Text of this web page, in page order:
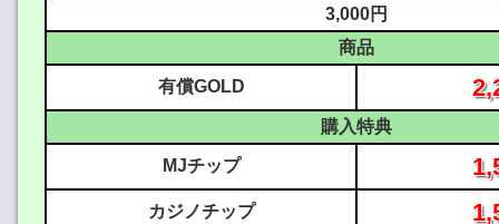
3,000円
商品
有償GOLD
購入特典
MJチップ
カジノチップ